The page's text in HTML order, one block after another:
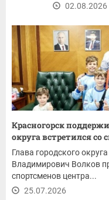
02.08.2026
Красногорск
округа встретился со
Глава городского
Владимирович Волков
спортсменов центра...
25.07.2026